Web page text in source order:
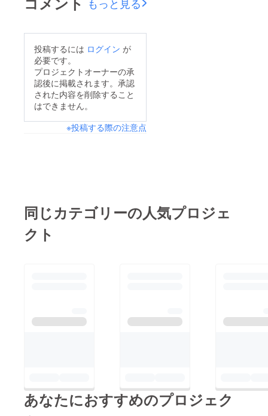
出版を目指す背景や、
表現活動が社会とのつ
ながりになる過程が紹
介され、メンバーによ
る描き下ろしイラスト
も掲載されています。
クラウドファンディン
グはすでにスタートし
ジェクトでは、絵本
ドファンディングに挑
戦します！“見えづら
い生きづらさ”を抱え
るメンバーたちが、自
いう形で表現し、そこ
の背景、クラウドファ
ンディングの今後の展
応援のほどよろしくお
もっと見る
投稿するには ログイン が
必要です。
プロジェクトオーナーの承
認後に掲載されます。承認
された内容を削除すること
はできません。
※投稿する際の注意点
同じカテゴリーの人気プロジェ
クト
あなたにおすすめのプロジェク